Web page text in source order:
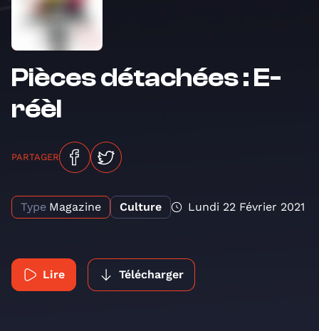
Pièces détachées : E-
réèl
PARTAGER
Type Magazine Culture Lundi 22 Février 2021
Lire Télécharger